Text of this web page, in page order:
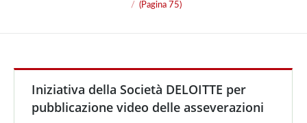
(Pagina 75)
Iniziativa della Società DELOITTE per
pubblicazione video delle asseverazioni